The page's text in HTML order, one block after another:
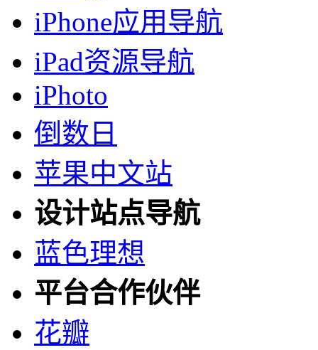
iPhone应用导航
iPad资源导航
iPhoto
倒数日
苹果中文站
设计站点导航
蓝色理想
平台合作伙伴
花瓣